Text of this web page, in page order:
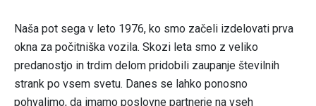
Naša pot sega v leto 1976, ko smo začeli izdelovati prva
okna za počitniška vozila. Skozi leta smo z veliko
predanostjo in trdim delom pridobili zaupanje številnih
strank po vsem svetu. Danes se lahko ponosno
pohvalimo, da imamo poslovne partnerje na vseh